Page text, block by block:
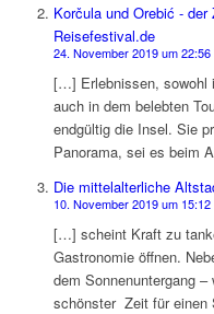
Korčula und Orebić -
Reisefestival.de
24. November 2019 um 22:56
[…] Erlebnissen, sowohl
auch in dem belebten
endgültig die Insel. Sie
Panorama, sei es beim
Die mittelalterliche
10. November 2019 um 15:12
[…] scheint Kraft zu
Gastronomie öffnen.
dem Sonnenuntergang
schönster Zeit für einen